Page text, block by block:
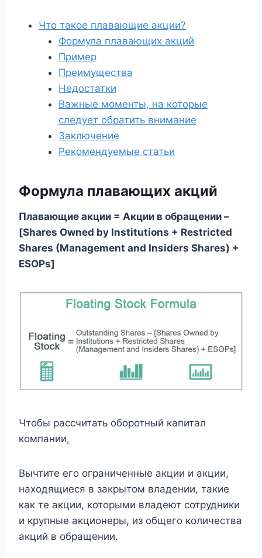
Что такое плавающие акции?
Формула плавающих акций
Пример
Преимущества
Недостатки
Важные моменты, на которые
следует обратить внимание
Заключение
Рекомендуемые статьи
Формула плавающих акций
Плавающие акции = Акции в обращении –
[Shares Owned by Institutions + Restricted
Shares (Management and Insiders Shares) +
ESOPs]
Чтобы рассчитать оборотный капитал
компании,
Вычтите его ограниченные акции и акции,
находящиеся в закрытом владении, такие
как те акции, которыми владеют сотрудники
и крупные акционеры, из общего количества
акций в обращении.